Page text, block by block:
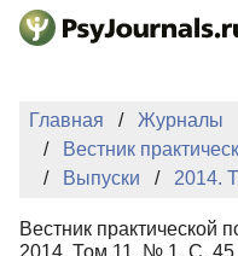
Перейти к основному
Главная
Журналы
Вестник
Выпуски
2014.
Вестник практической
2014. Том 11. № 1. С. 45